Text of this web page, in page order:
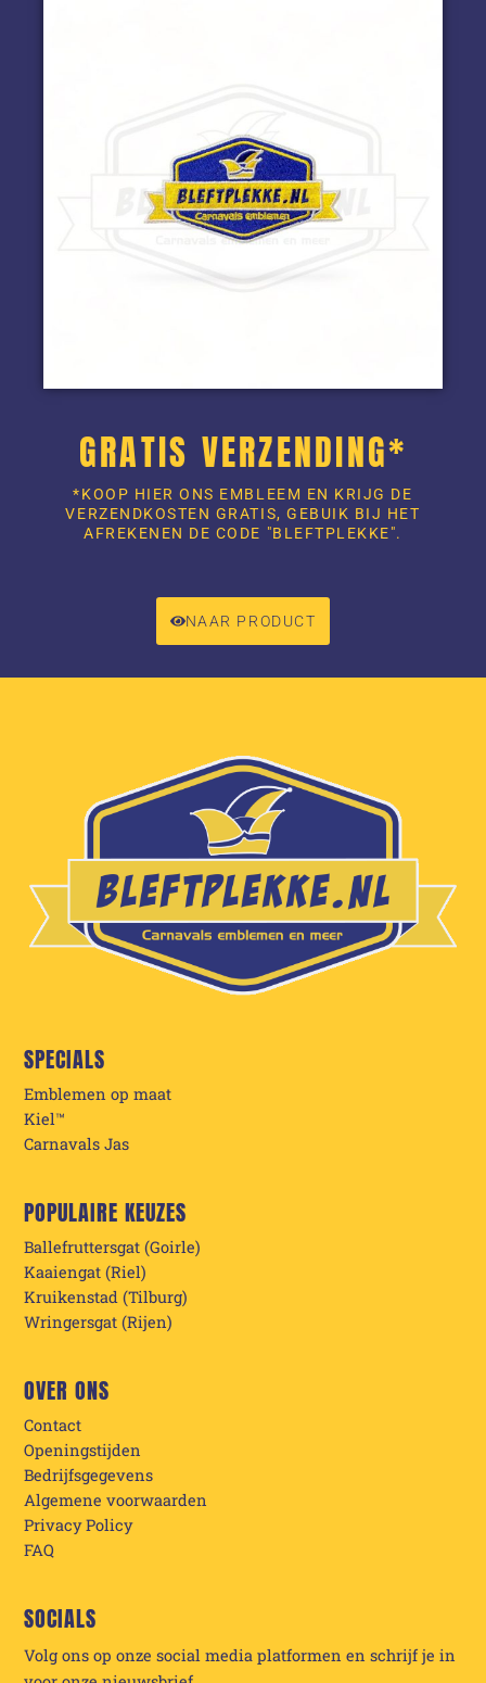
GRATIS VERZENDING*
*KOOP HIER ONS EMBLEEM EN KRIJG DE
VERZENDKOSTEN GRATIS, GEBUIK BIJ HET
AFREKENEN DE CODE "BLEFTPLEKKE".
NAAR PRODUCT
SPECIALS
Emblemen op maat
Kiel™
Carnavals Jas
POPULAIRE KEUZES
Ballefruttersgat (Goirle)
Kaaiengat (Riel)
Kruikenstad (Tilburg)
Wringersgat (Rijen)
OVER ONS
Contact
Openingstijden
Bedrijfsgegevens
Algemene voorwaarden
Privacy Policy
FAQ
SOCIALS
Volg ons op onze social media platformen en schrijf je in